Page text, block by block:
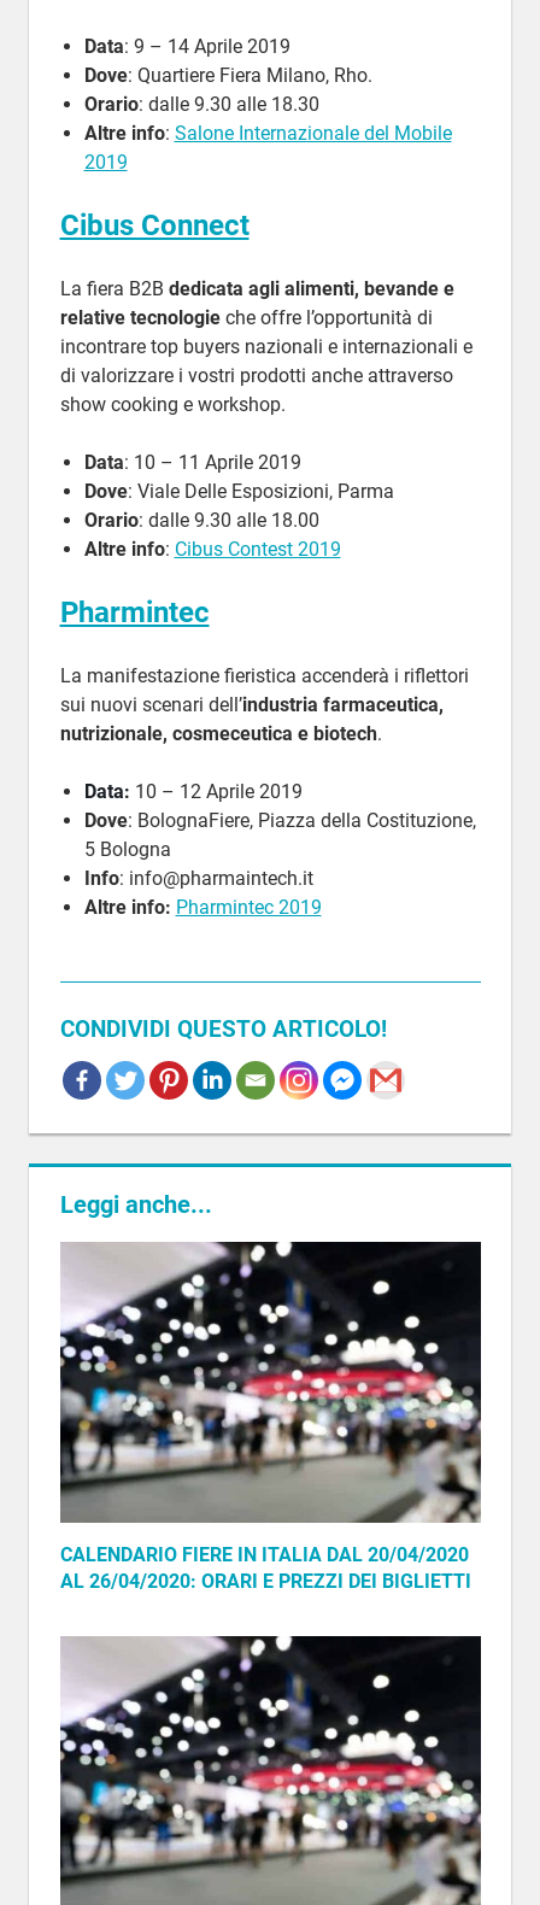
Data: 9 – 14 Aprile 2019
Dove: Quartiere Fiera Milano, Rho.
Orario: dalle 9.30 alle 18.30
Altre info: Salone Internazionale del Mobile
2019
Cibus Connect
La fiera B2B dedicata agli alimenti, bevande e
relative tecnologieche offre l’opportunità di
incontrare top buyers nazionali e internazionali e
di valorizzare i vostri prodotti anche attraverso
show cooking e workshop.
Data: 10 – 11 Aprile 2019
Dove: Viale Delle Esposizioni, Parma
Orario: dalle 9.30 alle 18.00
Altre info: Cibus Contest 2019
Pharmintec
La manifestazione fieristica accenderà i riflettori
sui nuovi scenari dell’industria farmaceutica,
nutrizionale, cosmeceutica e biotech.
Data: 10 – 12 Aprile 2019
Dove: BolognaFiere, Piazza della Costituzione,
5 Bologna
Info: info@pharmaintech.it
Altre info: Pharmintec 2019
CONDIVIDI QUESTO ARTICOLO!
FIERA
CALENDARIO
Leggi anche...
CALENDARIO FIERE IN ITALIA DAL 20/04/2020
AL 26/04/2020: ORARI E PREZZI DEI BIGLIETTI